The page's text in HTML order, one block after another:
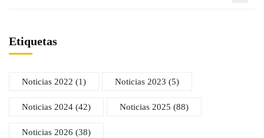
Etiquetas
Noticias 2022 (1) Noticias 2023 (5)
Noticias 2024 (42) Noticias 2025 (88)
Noticias 2026 (38)